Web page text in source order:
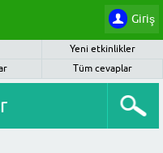
Giriş
Yeni etkinlikler
Tüm cevaplar